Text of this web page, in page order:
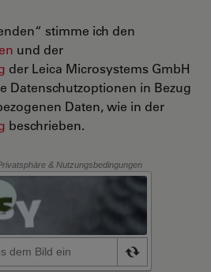
stimme ich den
und der
der Leica Microsystems GmbH
Datenschutzoptionen in Bezug
Daten, wie in der
beschrieben.